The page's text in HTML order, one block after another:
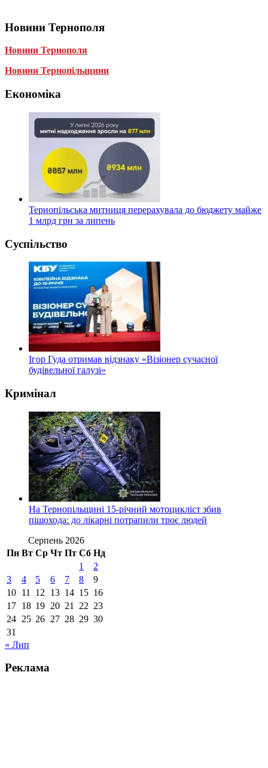
Новини Тернополя
Новини Тернополя
Новини Тернопільщини
Економіка
Тернопільська митниця перерахувала до бюджету майже
1 млрд грн за липень
Суспільство
Ігор Гуда отримав відзнаку «Візіонер сучасної
будівельної галузі»
Кримінал
На Тернопільщині 15-річний мотоцикліст збив
пішохода: до лікарні потрапили троє людей
Серпень 2026
Пн Вт Ср Чт Пт Сб Нд
1
2
3
4 5 6 7 8
9
10 11 12 13 14 15 16
17 18 19 20 21 22 23
24 25 26 27 28 29 30
31
« Лип
Реклама